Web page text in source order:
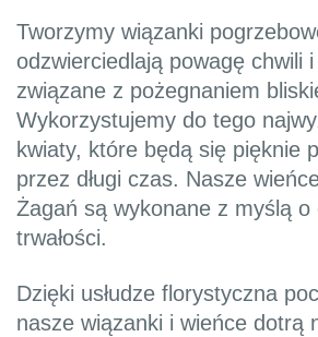
Tworzymy wiązanki
odzwierciedlają powagę chwili
związane z pożegnaniem
Wykorzystujemy do tego
kwiaty, które będą się pięknie
przez długi czas. Nasze
Żagań są wykonane z myślą o
trwałości.
Dzięki usłudze florystyczna
nasze wiązanki i wieńce dotrą